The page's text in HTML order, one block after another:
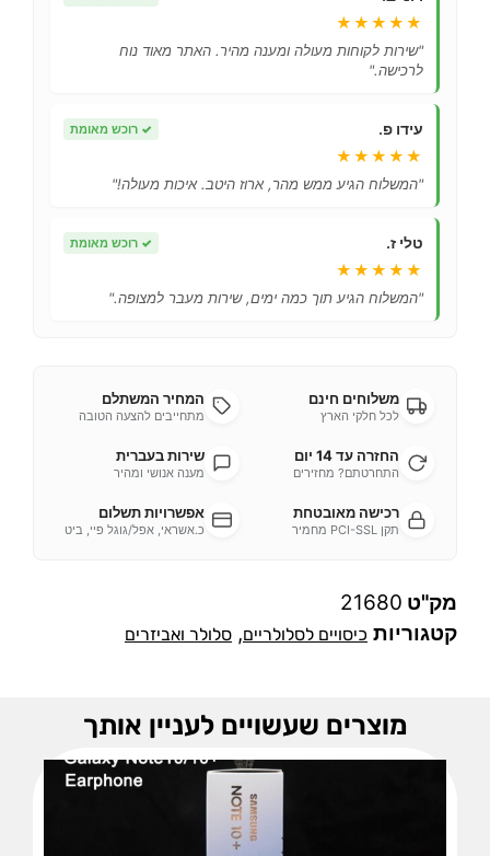
★★★★★
"שירות לקוחות מעולה ומענה מהיר. האתר מאוד נוח
לרכישה."
עידו פ. ✓ רוכש מאומת
★★★★★
"המשלוח הגיע ממש מהר, ארוז היטב. איכות מעולה!"
טלי ז. ✓ רוכש מאומת
★★★★★
"המשלוח הגיע תוך כמה ימים, שירות מעבר למצופה."
משלוחים חינם
לכל חלקי הארץ
המחיר המשתלם
מתחייבים להצעה הטובה
החזרה עד 14 יום
התחרטתם? מחזירים
שירות בעברית
מענה אנושי ומהיר
רכישה מאובטחת
תקן PCI-SSL מחמיר
אפשרויות תשלום
כ.אשראי, אפל/גוגל פיי, ביט
מק"ט 21680
קטגוריות כיסויים לסלולריים, סלולר ואביזרים
מוצרים שעשויים לעניין אותך